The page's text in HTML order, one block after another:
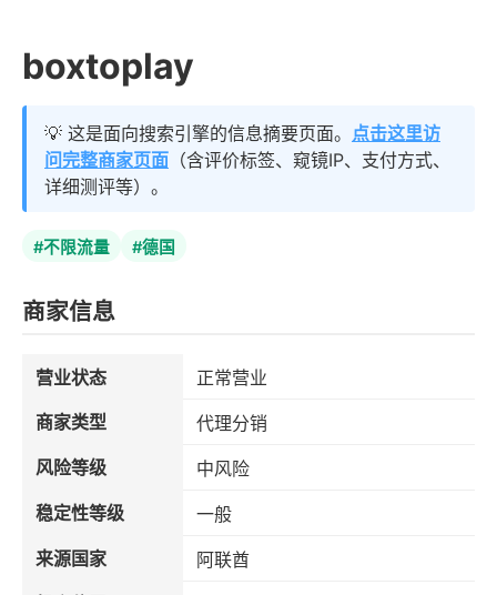
boxtoplay
💡 这是面向搜索引擎的信息摘要页面。 点击这里访
问完整商家页面 （含评价标签、窥镜IP、支付方式、
详细测评等）。
#不限流量 #德国
商家信息
营业状态
正常营业
商家类型
代理分销
风险等级
中风险
稳定性等级
一般
来源国家
阿联酋